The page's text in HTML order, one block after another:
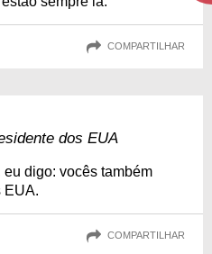
COMPARTILHAR
dos EUA
digo: vocês também
EUA.
COMPARTILHAR